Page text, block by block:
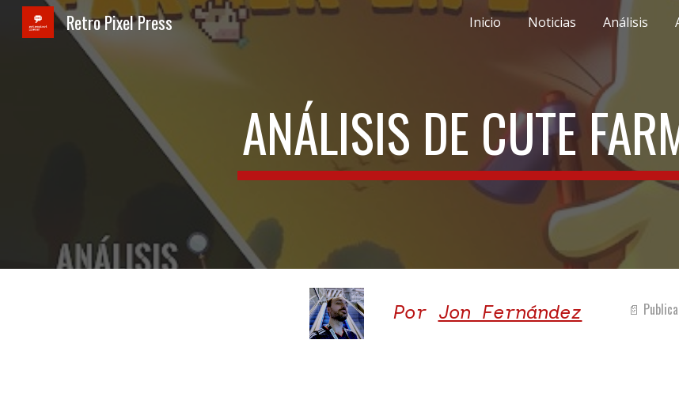
Skip to
Retro Pixel Press Inicio Noticias Análisis
ANÁLISIS DE CUTE
Por Jon Fernández 📄